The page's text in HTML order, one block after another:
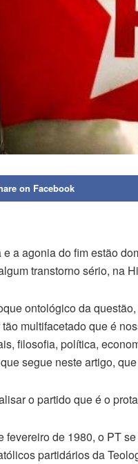
on Facebook
a agonia do fim estão
transtorno sério, na
ontológico da
multifacetado que é
filosofia, política,
segue neste artigo,
o partido que é o
fevereiro de 1980, o PT
partidários da